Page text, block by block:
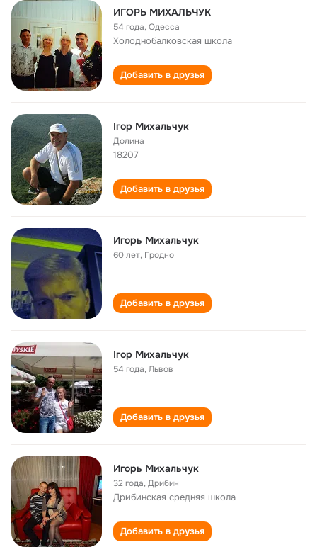
ИГОРЬ МИХАЛЬЧУК
54 года,Одесса
Холоднобалковская школа
Добавить в друзья
Ігор Михальчук
Долина
18207
Добавить в друзья
Игорь Михальчук
60 лет, Гродно
Добавить в друзья
Ігор Михальчук
54 года,Львов
Добавить в друзья
Игорь Михальчук
32 года,Дрибин
Дрибинская средняя школа
Добавить в друзья